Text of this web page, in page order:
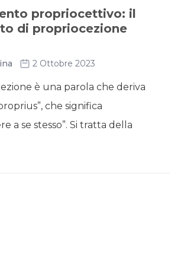
propriocettivo: il
di propriocezione
2 Ottobre 2023
è una parola che deriva
che significa
a se stesso”. Si tratta della